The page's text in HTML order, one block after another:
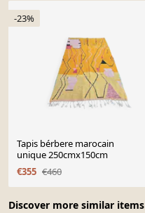
Discover more similar items
-23%
Tapis bérbere marocain
unique 250cmx150cm
€355 €460